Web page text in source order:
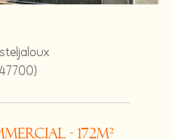
- 172m²